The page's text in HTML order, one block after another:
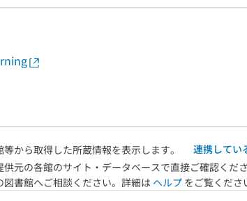
から取得した所蔵情報を表示します。
連携してい
元の各館のサイト・データベースで直接ご確認くだ
書館へご相談ください。詳細は ヘルプ をご覧くださ